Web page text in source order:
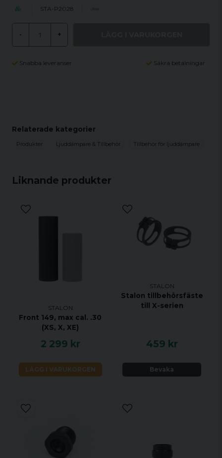
STA-P2028
- +
Snabba leveranser Säkra betalningar
Liknande produkter
STALON
Front 149, max cal. .30
(XS, X, XE)
2 299 kr
LÄGG I VARUKORGEN
STALON
Stalon tillbehörsfäste
till X-serien
459 kr
Bevaka
Relaterade kategorier
Produkter Ljuddämpare & Tillbehör Tillbehör för ljuddämpare